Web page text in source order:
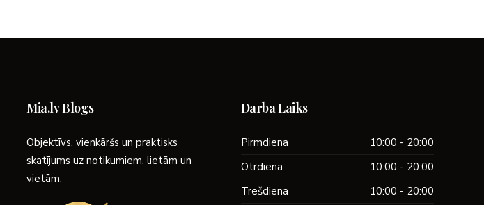
Mia.lv Blogs
Objektīvs, vienkāršs un praktisks
skatījums uz notikumiem, lietām un
vietām.
Darba Laiks
Pirmdiena
10:00 - 20:00
Otrdiena
10:00 - 20:00
Trešdiena
10:00 - 20:00